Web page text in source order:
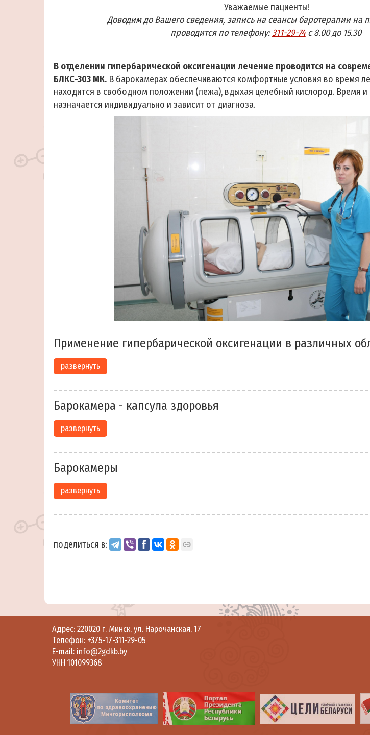
Уважаемые пациенты!
Доводим до Вашего сведения, запись на сеансы баротерапии на
проводится по телефону:311-29-74с 8.00 до 15.30
В отделении гипербарической оксигенации лечение проводится на
БЛКС-303 МК. В барокамерах обеспечиваются комфортные условия во время
находится в свободном положении (лежа), вдыхая целебный кислород. Время и
назначается индивидуально и зависит от диагноза.
Применение гипербарической оксигенации в различных
развернуть
Барокамера - капсула здоровья
развернуть
Барокамеры
развернуть
поделиться в:
Адрес: 220020 г. Минск, ул. Нарочанская, 17
Телефон: +375-17-311-29-05
E-mail: info@2gdkb.by
УНН 101099368